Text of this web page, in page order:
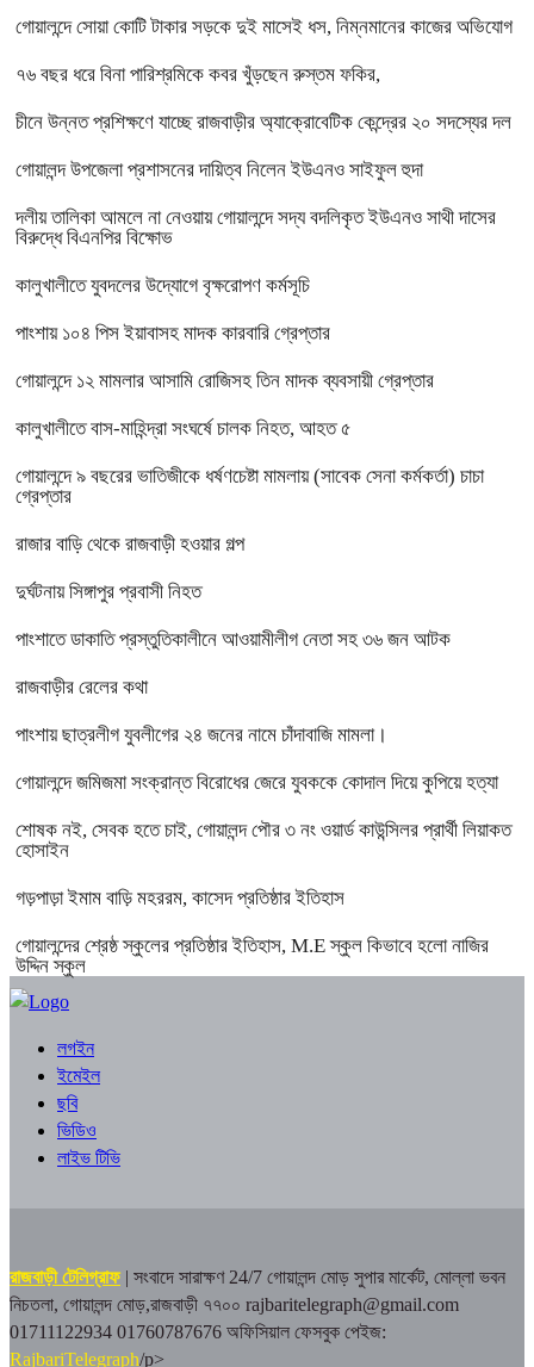
গোয়ালন্দে সোয়া কোটি টাকার সড়কে দুই মাসেই ধস, নিম্নমানের কাজের অভিযোগ
৭৬ বছর ধরে বিনা পারিশ্রমিকে কবর খুঁড়ছেন রুস্তম ফকির,
চীনে উন্নত প্রশিক্ষণে যাচ্ছে রাজবাড়ীর অ্যাক্রোবেটিক কেন্দ্রের ২০ সদস্যের দল
গোয়ালন্দ উপজেলা প্রশাসনের দায়িত্ব নিলেন ইউএনও সাইফুল হুদা
দলীয় তালিকা আমলে না নেওয়ায় গোয়ালন্দে সদ্য বদলিকৃত ইউএনও সাথী দাসের
বিরুদ্ধে বিএনপির বিক্ষোভ
কালুখালীতে যুবদলের উদ্যোগে বৃক্ষরোপণ কর্মসূচি
পাংশায় ১০৪ পিস ইয়াবাসহ মাদক কারবারি গ্রেপ্তার
গোয়ালন্দে ১২ মামলার আসামি রোজিসহ তিন মাদক ব্যবসায়ী গ্রেপ্তার
কালুখালীতে বাস-মাহিন্দ্রা সংঘর্ষে চালক নিহত, আহত ৫
গোয়ালন্দে ৯ বছরের ভাতিজীকে ধর্ষণচেষ্টা মামলায় (সাবেক সেনা কর্মকর্তা) চাচা
গ্রেপ্তার
রাজার বাড়ি থেকে রাজবাড়ী হওয়ার গল্প
দুর্ঘটনায় সিঙ্গাপুর প্রবাসী নিহত
পাংশাতে ডাকাতি প্রস্তুতিকালীনে আওয়ামীলীগ নেতা সহ ৩৬ জন আটক
রাজবাড়ীর রেলের কথা
পাংশায় ছাত্রলীগ যুবলীগের ২৪ জনের নামে চাঁদাবাজি মামলা।
গোয়ালন্দে জমিজমা সংক্রান্ত বিরোধের জেরে যুবককে কোদাল দিয়ে কুপিয়ে হত্যা
শোষক নই, সেবক হতে চাই, গোয়ালন্দ পৌর ৩ নং ওয়ার্ড কাউন্সিলর প্রার্থী লিয়াকত
হোসাইন
গড়পাড়া ইমাম বাড়ি মহররম, কাসেদ প্রতিষ্ঠার ইতিহাস
গোয়ালন্দের শ্রেষ্ঠ স্কুলের প্রতিষ্ঠার ইতিহাস, M.E স্কুল কিভাবে হলো নাজির
উদ্দিন স্কুল
লগইন
ইমেইল
ছবি
ভিডিও
লাইভ টিভি
রাজবাড়ী টেলিগ্রাফ | সংবাদে সারাক্ষণ 24/7 গোয়ালন্দ মোড় সুপার মার্কেট, মোল্লা ভবন
নিচতলা, গোয়ালন্দ মোড়,রাজবাড়ী ৭৭০০ rajbaritelegraph@gmail.com
01711122934 01760787676 অফিসিয়াল ফেসবুক পেইজ:
RajbariTelegraph/p>